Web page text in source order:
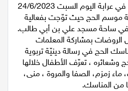
نظّمت روضات جمعيّة الغرباء في عرابة اليوم السبت 24/6/2023
موسم الحج حيث توّجت بفعالية
ساحة مسجد علي بن أبي طالب.
الروضات بمشاركة المعلمات
الحج في رسالة دينيّة تربوية
وشعائره ، تعرّف الأطفال خلالها
زمزم، الصفا والمروة ، منى،
من المناسك.